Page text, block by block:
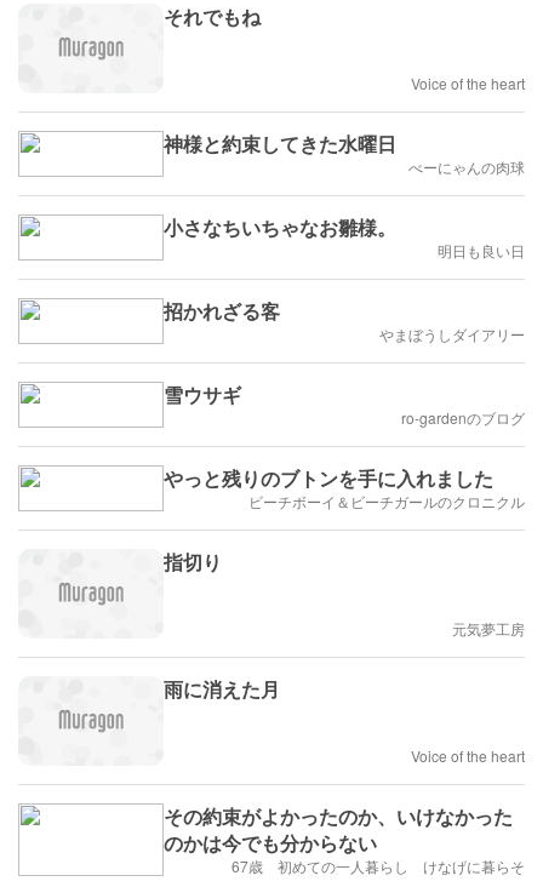
それでもね
Voice of the heart
神様と約束してきた水曜日
べーにゃんの肉球
小さなちいちゃなお雛様。
明日も良い日
招かれざる客
やまぼうしダイアリー
雪ウサギ
ro-gardenのブログ
やっと残りのブトンを手に入れました
ビーチボーイ＆ビーチガールのクロニクル
指切り
元気夢工房
雨に消えた月
Voice of the heart
その約束がよかったのか、いけなかった
のかは今でも分からない
67歳 初めての一人暮らし けなげに暮らそ